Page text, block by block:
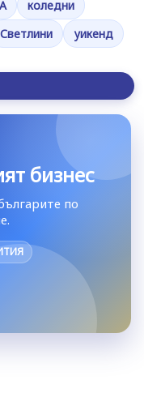
коледни
Светлини уикенд
бизнес
по